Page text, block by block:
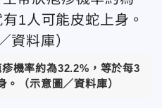
機率約為32.2%，等於每3
。（示意圖／資料庫）